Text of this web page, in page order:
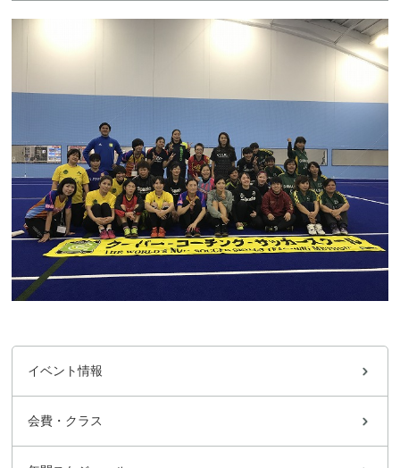
イベント情報
会費・クラス